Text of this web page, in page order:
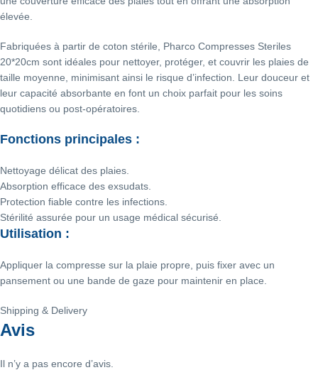
élevée.
Fabriquées à partir de coton stérile, Pharco Compresses Steriles
20*20cm sont idéales pour nettoyer, protéger, et couvrir les plaies de
taille moyenne, minimisant ainsi le risque d’infection. Leur douceur et
leur capacité absorbante en font un choix parfait pour les soins
quotidiens ou post-opératoires.
Fonctions principales :
Nettoyage délicat des plaies.
Absorption efficace des exsudats.
Protection fiable contre les infections.
Stérilité assurée pour un usage médical sécurisé.
Utilisation :
Appliquer la compresse sur la plaie propre, puis fixer avec un
pansement ou une bande de gaze pour maintenir en place.
Shipping & Delivery
Avis
Il n’y a pas encore d’avis.